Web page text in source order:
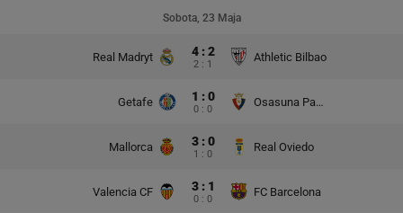
Sobota, 23 Maja
Real Madryt 4 : 2
2 : 1
Athletic Bilbao
Getafe 1 : 0
0 : 0
Osasuna Pampeluna
Mallorca 3 : 0
1 : 0
Real Oviedo
Valencia CF 3 : 1
0 : 0
FC Barcelona